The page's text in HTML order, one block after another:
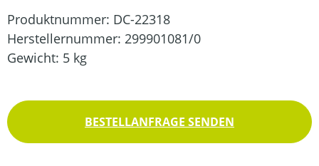
Produktnummer: DC-22318
Herstellernummer: 299901081/0
Gewicht: 5 kg
BESTELLANFRAGE SENDEN